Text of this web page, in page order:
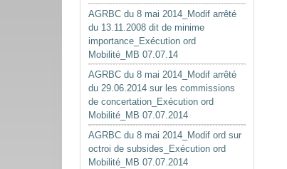
AGRBC du 8 mai 2014_Modif arrêté
du 13.11.2008 dit de minime
importance_Exécution ord
Mobilité_MB 07.07.14
AGRBC du 8 mai 2014_Modif arrêté
du 29.06.2014 sur les commissions
de concertation_Exécution ord
Mobilité_MB 07.07.2014
AGRBC du 8 mai 2014_Modif ord sur
octroi de subsides_Exécution ord
Mobilité_MB 07.07.2014